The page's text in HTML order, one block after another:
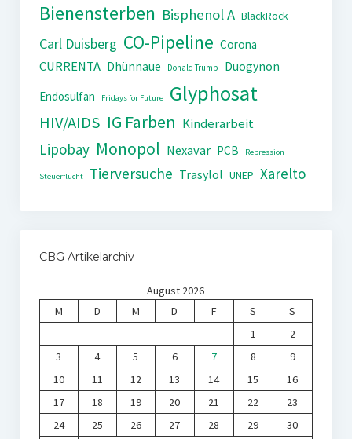
Bienensterben Bisphenol A BlackRock
Carl Duisberg CO-Pipeline Corona
CURRENTA Dhünnaue Donald Trump
Duogynon
Endosulfan
Fridays for Future Glyphosat
HIV/AIDS IG Farben Kinderarbeit
Lipobay Monopol Nexavar PCB Repression
Steuerflucht Tierversuche Trasylol UNEP Xarelto
CBG Artikelarchiv
August 2026
M
D M D F S
S
1
2
3
4 5 6 7 8
9
10
11 12 13 14 15
16
17
18 19 20 21 22
23
24
25 26 27 28 29
30